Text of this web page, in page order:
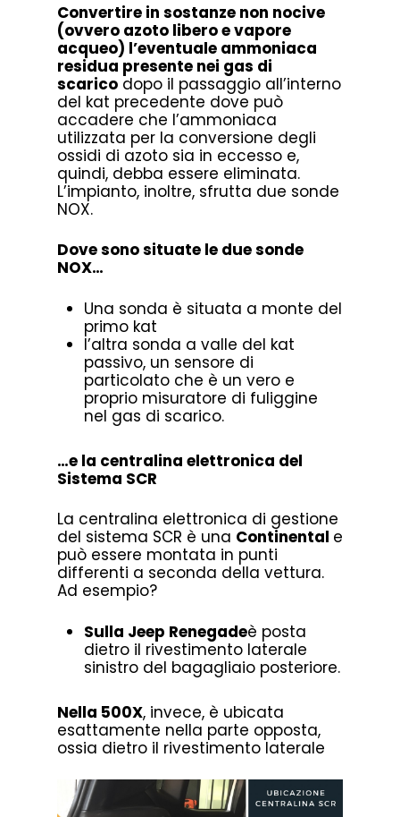
Convertire in sostanze non nocive
(ovvero azoto libero e vapore
acqueo) l’eventuale ammoniaca
residua presente nei gas di
scarico dopo il passaggio all’interno
del kat precedente dove può
accadere che l’ammoniaca
utilizzata per la conversione degli
ossidi di azoto sia in eccesso e,
quindi, debba essere eliminata.
L’impianto, inoltre, sfrutta due sonde
NOX.
Dove sono situate le due sonde
NOX…
Una sonda è situata a monte del
primo kat
l’altra sonda a valle del kat
passivo, un sensore di
particolato che è un vero e
proprio misuratore di fuliggine
nel gas di scarico.
…e la centralina elettronica del
Sistema SCR
La centralina elettronica di gestione
del sistema SCR è una Continental e
può essere montata in punti
differenti a seconda della vettura.
Ad esempio?
Sulla Jeep Renegadeè posta
dietro il rivestimento laterale
sinistro del bagagliaio posteriore.
Nella 500X, invece, è ubicata
esattamente nella parte opposta,
ossia dietro il rivestimento laterale